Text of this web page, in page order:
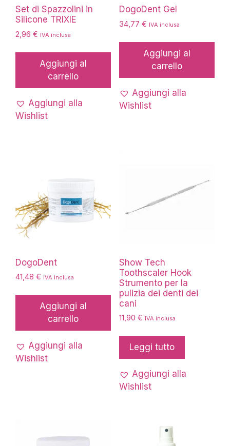
Set di Spazzolini in
Silicone TRIXIE
2,96 € IVA inclusa
Aggiungi al
carrello
Aggiungi alla
Wishlist
DogoDent Gel
34,77 € IVA inclusa
Aggiungi al
carrello
Aggiungi alla
Wishlist
DogoDent
41,48 € IVA inclusa
Aggiungi al
carrello
Aggiungi alla
Wishlist
Show Tech
Toothscaler Hook
Strumento per la
pulizia dei denti dei
cani
11,90 € IVA inclusa
Leggi tutto
Aggiungi alla
Wishlist